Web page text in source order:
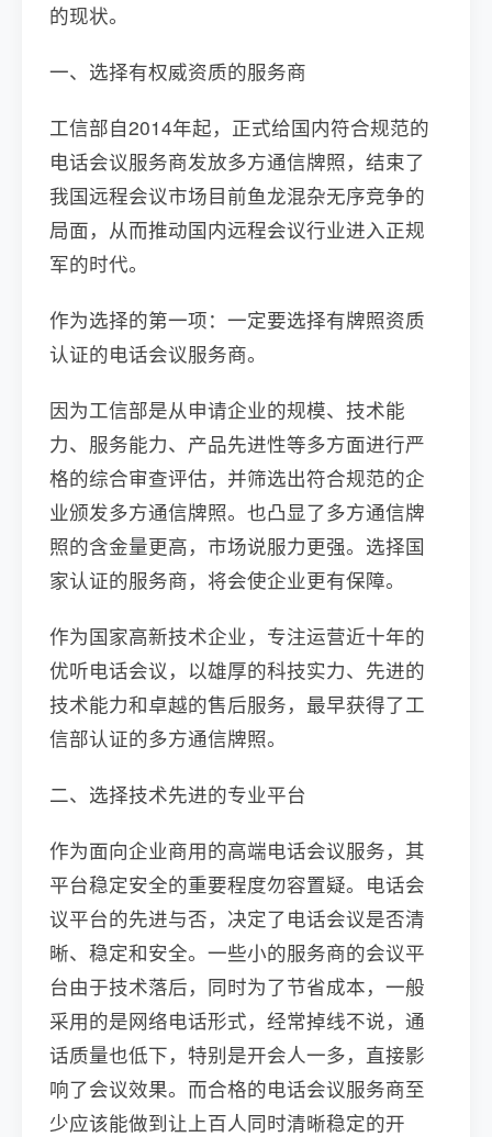
的现状。
一、选择有权威资质的服务商
工信部自2014年起，正式给国内符合规范的
电话会议服务商发放多方通信牌照，结束了
我国远程会议市场目前鱼龙混杂无序竞争的
局面，从而推动国内远程会议行业进入正规
军的时代。
作为选择的第一项：一定要选择有牌照资质
认证的电话会议服务商。
因为工信部是从申请企业的规模、技术能
力、服务能力、产品先进性等多方面进行严
格的综合审查评估，并筛选出符合规范的企
业颁发多方通信牌照。也凸显了多方通信牌
照的含金量更高，市场说服力更强。选择国
家认证的服务商，将会使企业更有保障。
作为国家高新技术企业，专注运营近十年的
优听电话会议，以雄厚的科技实力、先进的
技术能力和卓越的售后服务，最早获得了工
信部认证的多方通信牌照。
二、选择技术先进的专业平台
作为面向企业商用的高端电话会议服务，其
平台稳定安全的重要程度勿容置疑。电话会
议平台的先进与否，决定了电话会议是否清
晰、稳定和安全。一些小的服务商的会议平
台由于技术落后，同时为了节省成本，一般
采用的是网络电话形式，经常掉线不说，通
话质量也低下，特别是开会人一多，直接影
响了会议效果。而合格的电话会议服务商至
少应该能做到让上百人同时清晰稳定的开